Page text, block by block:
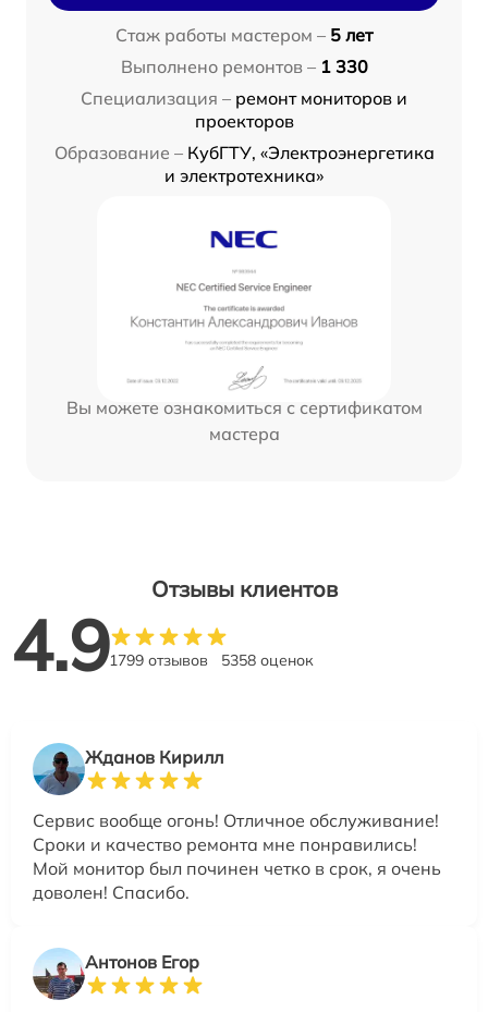
Стаж работы мастером – 5 лет
Выполнено ремонтов – 1 330
Специализация – ремонт мониторов и
проекторов
Образование – КубГТУ, «Электроэнергетика
и электротехника»
Вы можете ознакомиться с сертификатом
мастера
Отзывы клиентов
4.91799 отзывов 5358 оценок
Жданов Кирилл
Сервис вообще огонь! Отличное обслуживание!
Сроки и качество ремонта мне понравились!
Мой монитор был починен четко в срок, я очень
доволен! Спасибо.
Антонов Егор